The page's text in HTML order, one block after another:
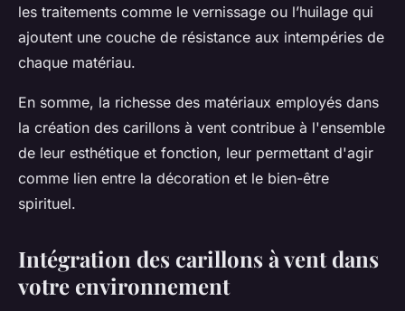
les traitements comme le vernissage ou l’huilage qui
ajoutent une couche de résistance aux intempéries de
chaque matériau.
En somme, la richesse des matériaux employés dans
la création des carillons à vent contribue à l'ensemble
de leur esthétique et fonction, leur permettant d'agir
comme lien entre la décoration et le bien-être
spirituel.
Intégration des carillons à vent dans
votre environnement